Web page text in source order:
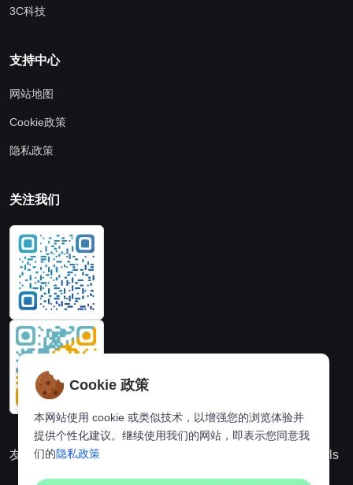
3C科技
支持中心
网站地图
Cookie政策
隐私政策
关注我们
友情链接：动漫派 Hi,online tools
Cookie 政策
本网站使用 cookie 或类似技术，以增强您的浏览体验并
提供个性化建议。继续使用我们的网站，即表示您同意我
们的隐私政策